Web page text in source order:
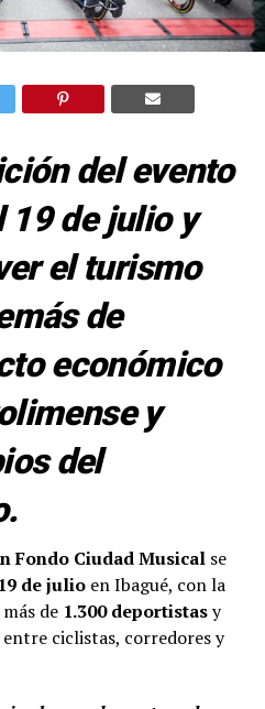
del evento
19 de julio y
el turismo
de
económico
y
del
Fondo Ciudad Musicalse
19 de julioen Ibagué, con la
de 1.300 deportistasy
entre ciclistas, corredores y